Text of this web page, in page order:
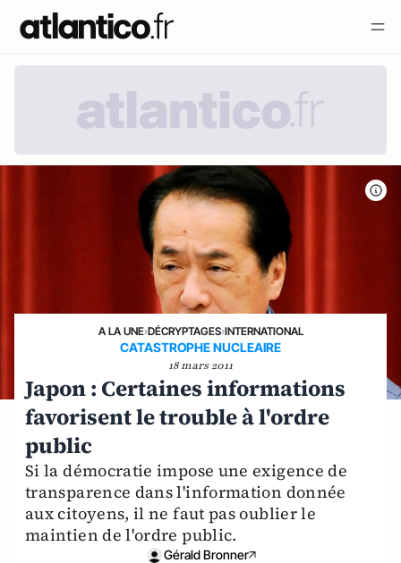
A LA UNE›DÉCRYPTAGES›INTERNATIONAL
CATASTROPHE NUCLEAIRE
18 mars 2011
Japon : Certaines informations
favorisent le trouble à l'ordre
public
Si la démocratie impose une exigence de
transparence dans l'information donnée
aux citoyens, il ne faut pas oublier le
maintien de l'ordre public.
Gérald Bronner